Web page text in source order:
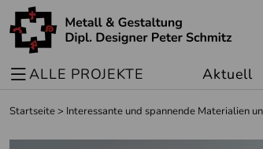
ALLE PROJEKTE Aktuell
Startseite> Interessante und spannende Materialien